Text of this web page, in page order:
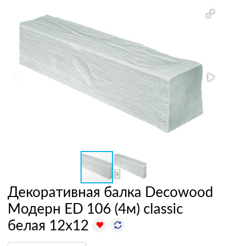
Декоративная балка Decowood
Модерн ED 106 (4м) classic
белая 12х12